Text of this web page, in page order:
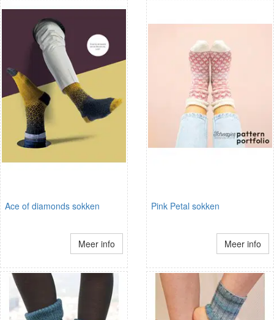
Ace of diamonds sokken
Meer info
Pink Petal sokken
Meer info